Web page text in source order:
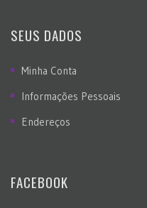
SEUS DADOS
Minha Conta
Informações Pessoais
Endereços
FACEBOOK